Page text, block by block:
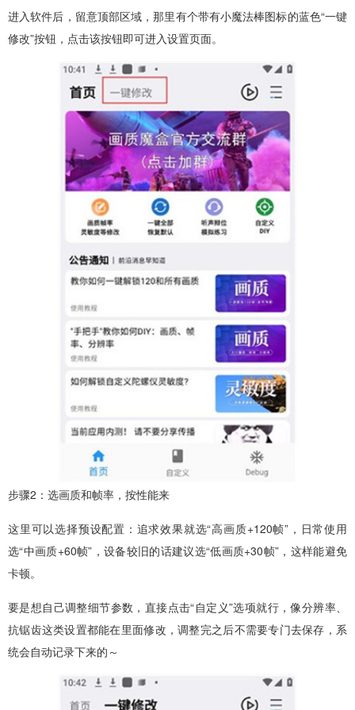
进入软件后，留意顶部区域，那里有个带有小魔法棒图标的蓝色“一键
修改”按钮，点击该按钮即可进入设置页面。
步骤2：选画质和帧率，按性能来
这里可以选择预设配置：追求效果就选“高画质+120帧”，日常使用
选“中画质+60帧”，设备较旧的话建议选“低画质+30帧”，这样能避免
卡顿。
要是想自己调整细节参数，直接点击“自定义”选项就行，像分辨率、
抗锯齿这类设置都能在里面修改，调整完之后不需要专门去保存，系
统会自动记录下来的～